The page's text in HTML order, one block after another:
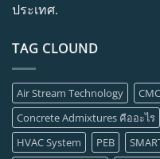
ประเทศ.
TAG CLOUND
Air Stream Technology CMC
Concrete Admixtures คืออะไร
HVAC System
PEB